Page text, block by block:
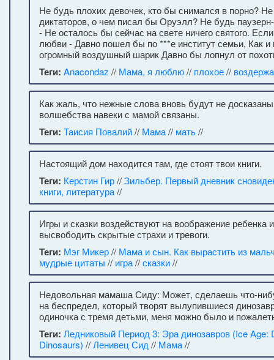
Не будь плохих девочек, кто бы снимался в порно?
диктаторов, о чем писал бы Оруэлл? Не будь
- Не осталось бы сейчас на свете ничего святого.
любви - Давно пошел бы по ***е институт семьи, Как
огромный воздушный шарик Давно бы лопнул от
Теги: Anacondaz // Мама, я люблю// плохое//
Как жаль, что нежные слова вновь будут не
волшебства навеки с мамой связаны.
Теги: Таисия Повалий// Мама// мать//
Настоящий дом находится там, где стоят твои книги.
Теги: Керстин Гир//Зильбер. Первый дневник
книги, литература//
Игры и сказки воздействуют на воображение ребенка
высвободить скрытые страхи и тревоги.
Теги: Мэг Микер// Мама и сын. Как вырастить из
мудрые цитаты // игра//сказки//
Недовольная мамаша Сиду: Может, сделаешь что-
на беспредел, который творят вылупившиеся
одиночка с тремя детьми, меня можно было и
Теги: Ледниковый Период 3: Эра динозавров (Ice Age:
Dinosaurs) //Ленивец Сид // Мама//